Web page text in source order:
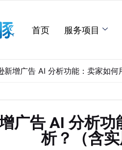
首页 服务项目
新增广告 AI 分析功能：卖家如何
广告 AI 分析
析？（含实